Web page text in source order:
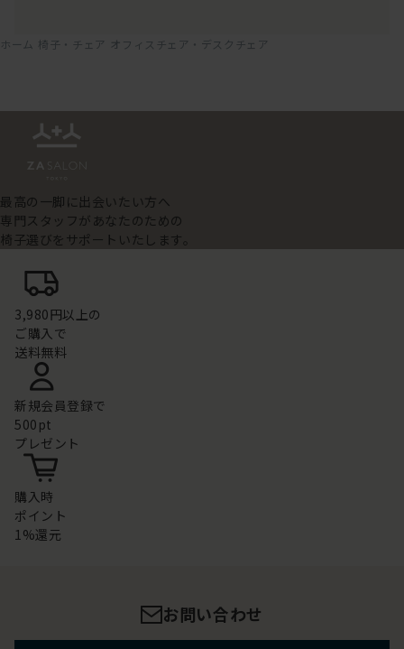
ホーム 椅子・チェア オフィスチェア・デスクチェア
最高の一脚に出会いたい方へ
専門スタッフがあなたのための
椅子選びをサポートいたします。
3,980円以上の
ご購入で
送料無料
新規会員登録で
500pt
プレゼント
購入時
ポイント
1%還元
お問い合わせ